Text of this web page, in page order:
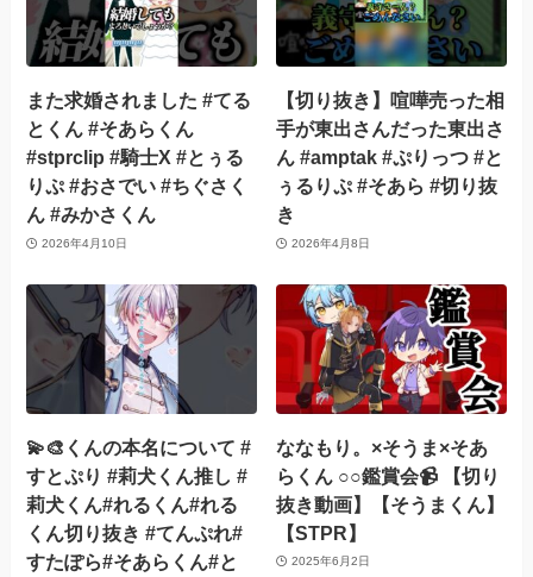
また求婚されました #てる
とくん #そあらくん
#stprclip #騎士X #とぅる
りぷ #おさでい #ちぐさく
ん #みかさくん
2026年4月10日
【切り抜き】喧嘩売った相
手が東出さんだった東出さ
ん #amptak #ぷりっつ #と
ぅるりぷ #そあら #切り抜
き
2026年4月8日
💫🎨くんの本名について #
すとぷり #莉犬くん推し #
莉犬くん#れるくん#れる
くん切り抜き #てんぷれ#
すたぽら#そあらくん#と
ななもり。×そうま×そあ
らくん ○○鑑賞会📹 【切り
抜き動画】【そうまくん】
【STPR】
2025年6月2日